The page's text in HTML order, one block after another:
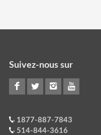
Suivez-nous sur
1877-887-7843
514-844-3616